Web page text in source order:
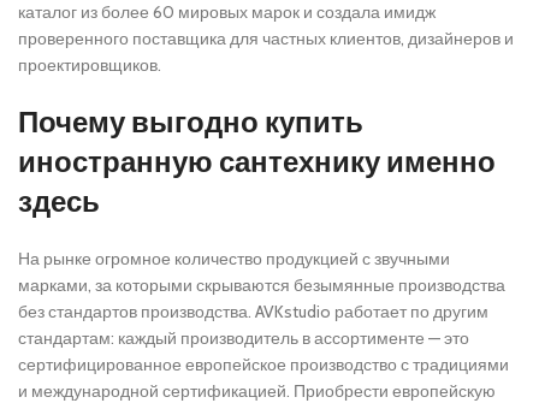
каталог из более 60 мировых марок и создала имидж
проверенного поставщика для частных клиентов, дизайнеров и
проектировщиков.
Почему выгодно купить
иностранную сантехнику именно
здесь
На рынке огромное количество продукцией с звучными
марками, за которыми скрываются безымянные производства
без стандартов производства. AVKstudio работает по другим
стандартам: каждый производитель в ассортименте — это
сертифицированное европейское производство с традициями
и международной сертификацией. Приобрести европейскую